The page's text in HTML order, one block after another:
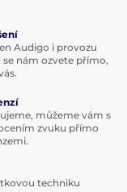
nahrávky
a
který má
Audigo i provozu
nám ozvete přímo,
můžeme vám s
zvuku přímo
techniku